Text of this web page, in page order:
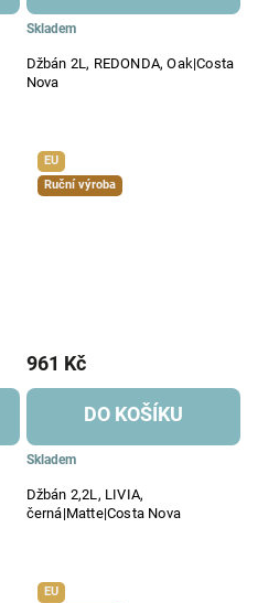
Džbán 2L, REDONDA, Oak|Costa
Nova
Skladem
EU
Ruční výroba
Džbán 2,2L, LIVIA,
černá|Matte|Costa Nova
Skladem
961 Kč
DO KOŠÍKU
EU